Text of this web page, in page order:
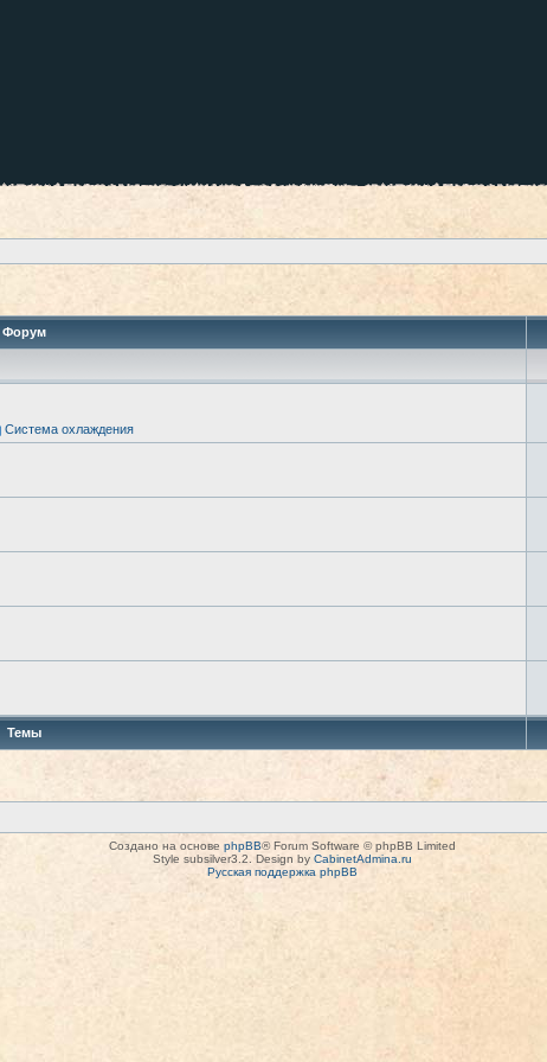
Форум
Система охлаждения
Темы
Создано на основе phpBB® Forum Software © phpBB Limited
Style subsilver3.2. Design by CabinetAdmina.ru
Русская поддержка phpBB